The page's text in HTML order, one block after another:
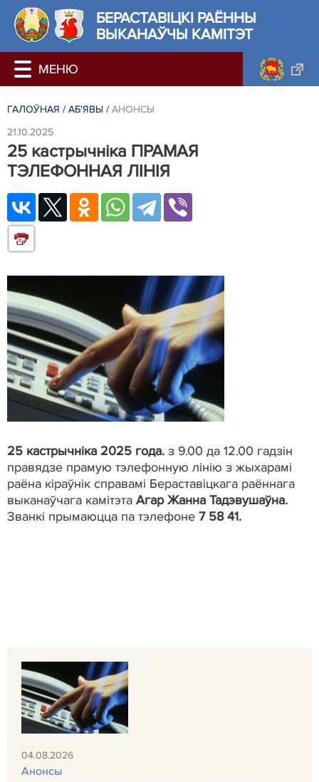
БЕРАСТАВIЦКI РАЁННЫ
ВЫКАНАЎЧЫ КАМІТЭТ
ГАЛОЎНАЯ / АБ'ЯВЫ / АНОНСЫ
21.10.2025
25 кастрычніка ПРАМАЯ
ТЭЛЕФОННАЯ ЛІНІЯ
25 кастрычніка 2025 года. з 9.00 да 12.00 гадзін
правядзе прамую тэлефонную лінію з жыхарамі
раёна кіраўнік справамі Бераставіцкага раённага
выканаўчага камітэта Агар Жанна Тадэвушаўна.
Званкі прымаюцца па тэлефоне 7 58 41.
04.08.2026
Анонсы